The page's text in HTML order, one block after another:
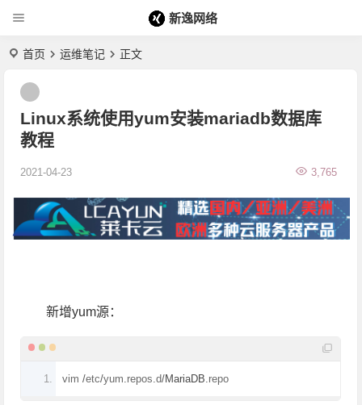
新逸网络
首页 运维笔记 正文
Linux系统使用yum安装mariadb数据库
教程
2021-04-23 3,765
新增yum源：
vim /etc/yum.repos.d/MariaDB.repo